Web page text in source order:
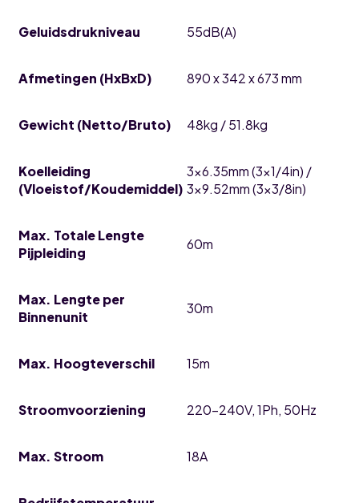
Geluidsdrukniveau 55dB(A)
Afmetingen (HxBxD) 890 x 342 x 673 mm
Gewicht (Netto/Bruto) 48kg / 51.8kg
Koelleiding
(Vloeistof/Koudemiddel)
3×6.35mm (3×1/4in) /
3×9.52mm (3×3/8in)
Max. Totale Lengte
Pijpleiding
60m
Max. Lengte per
Binnenunit
30m
Max. Hoogteverschil 15m
Stroomvoorziening 220-240V, 1Ph, 50Hz
Max. Stroom 18A